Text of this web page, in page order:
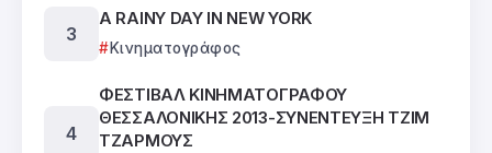
A RAINY DAY IN NEW YORK
Κινηματογράφος
ΦΕΣΤΙΒΑΛ ΚΙΝΗΜΑΤΟΓΡΑΦΟΥ
ΘΕΣΣΑΛΟΝΙΚΗΣ 2013-ΣΥΝΕΝΤΕΥΞΗ ΤΖΙΜ
ΤΖΑΡΜΟΥΣ